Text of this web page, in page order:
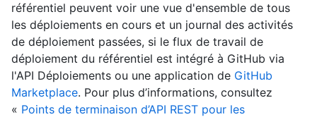
référentiel peuvent voir une vue d'ensemble de tous
les déploiements en cours et un journal des activités
de déploiement passées, si le flux de travail de
déploiement du référentiel est intégré à GitHub via
l'API Déploiements ou une application de GitHub
Marketplace. Pour plus d’informations, consultez
« Points de terminaison d’API REST pour les